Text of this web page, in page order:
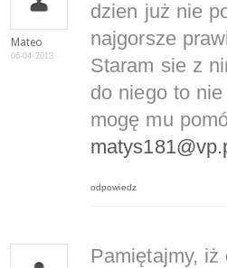
Mateo
06-04-2013
dzien już nie
najgorsze
Staram sie z
do niego to
mogę mu
odpowiedz
Pamiętajmy,